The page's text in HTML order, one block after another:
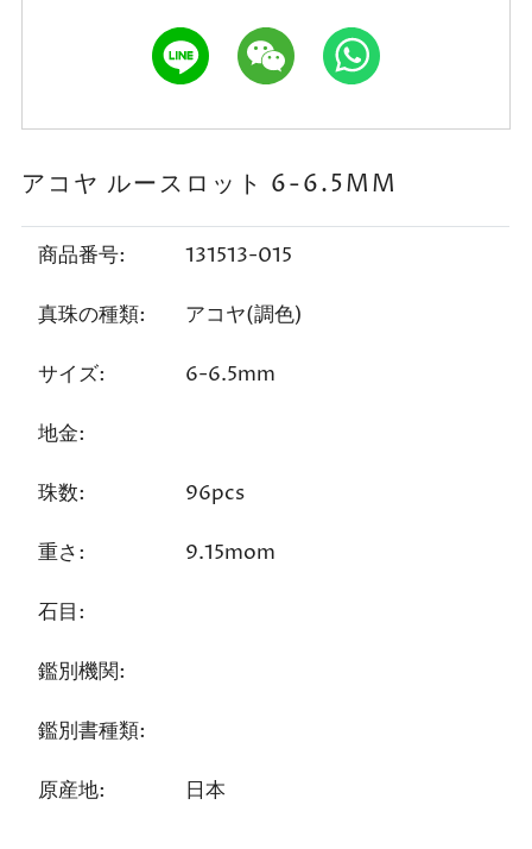
アコヤ ルースロット 6-6.5MM
商品番号: 131513-015
真珠の種類: アコヤ(調色)
サイズ: 6-6.5mm
地金:
珠数: 96pcs
重さ: 9.15mom
石目:
鑑別機関:
鑑別書種類:
原産地: 日本